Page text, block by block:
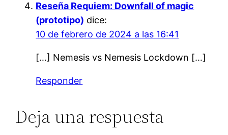
Reseña Requiem: Downfall of magic
(prototipo) dice:
10 de febrero de 2024 a las 16:41
[…] Nemesis vs Nemesis Lockdown […]
Responder
Deja una respuesta